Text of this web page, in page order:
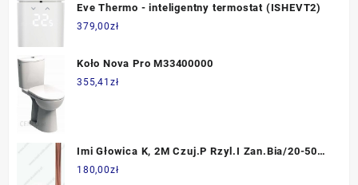
Eve Thermo - inteligentny termostat (ISHEVT2)
379,00zł
Koło Nova Pro M33400000
355,41 zł
Imi Głowica K, 2M Czuj.P Rzyl.I Zan.Bia/20-50
6402-00.500
180,00zł